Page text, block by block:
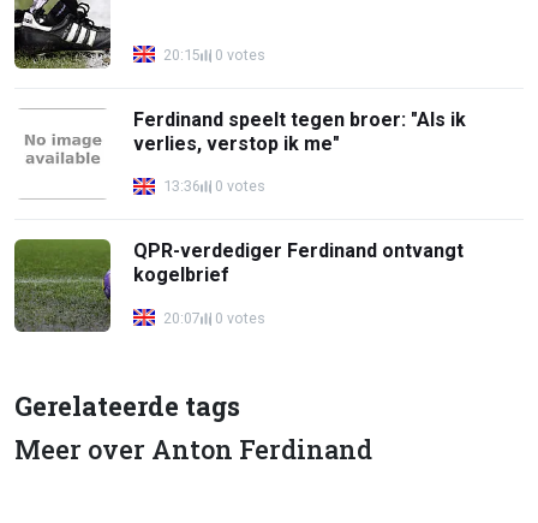
20:15 0 votes
Ferdinand speelt tegen broer: "Als ik
verlies, verstop ik me"
13:36 0 votes
QPR-verdediger Ferdinand ontvangt
kogelbrief
20:07 0 votes
Gerelateerde tags
Meer over Anton Ferdinand